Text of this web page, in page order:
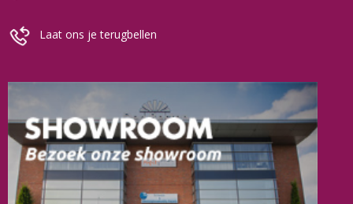
Laat ons je terugbellen